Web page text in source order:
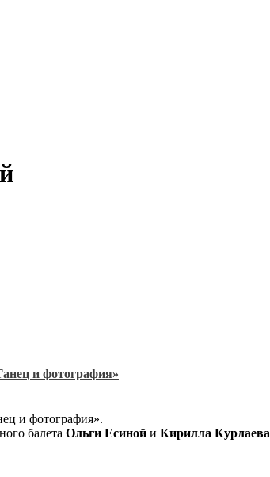
и фотография»
и фотография».
балета Ольги Есиной и Кирилла Курлаева